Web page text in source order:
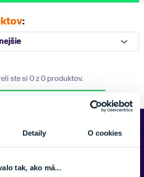
Detaily O cookies
tak, ako má...
:
ste si 0 z 0 produktov.
Najšport